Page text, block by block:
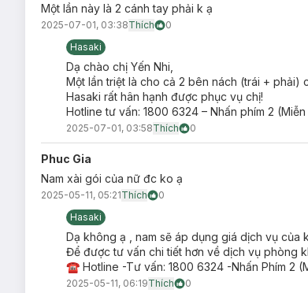
Một lần này là 2 cánh tay phải k ạ
2025-07-01, 03:38Thích
0
Hasaki
Dạ chào chị Yến Nhi,
Một lần triệt là cho cả 2 bên nách (trái + phải)
Hasaki rất hân hạnh được phục vụ chị!
Hotline tư vấn: 1800 6324 – Nhấn phím 2
2025-07-01, 03:58Thích 0
Phuc Gia
Nam xài gói của nữ đc ko ạ
2025-05-11, 05:21Thích
0
Hasaki
Dạ không ạ , nam sẽ áp dụng giá dịch vụ của
Để được tư vấn chi tiết hơn về dịch vụ phòng
☎ Hotline -Tư vấn: 1800 6324 -Nhấn Phím 2
2025-05-11, 06:19Thích 0